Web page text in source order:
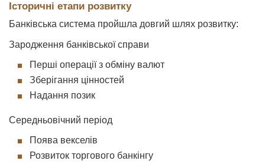
Історичні етапи розвитку
Банківська система пройшла довгий шлях розвитку:
Зародження банківської справи
Перші операції з обміну валют
Зберігання цінностей
Надання позик
Середньовічний період
Поява векселів
Розвиток торгового банкінгу